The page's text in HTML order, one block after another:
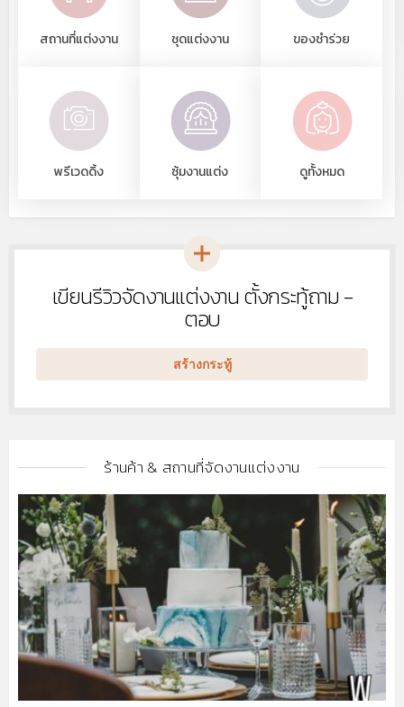
สถานที่แต่งงาน ชุดแต่งงาน ของชำร่วย
พรีเวดดิ้ง ซุ้มงานแต่ง ดูทั้งหมด
หัวข้อ
ใหม่เขียนรีวิวจัดงานแต่งงาน ตั้งกระทู้ถาม -
ตอบ
สร้างกระทู้
ร้านค้า & สถานที่จัดงานแต่งงาน